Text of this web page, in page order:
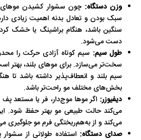
وزن دستگاه: چون سشوار کشیدن موهای
سبک بودن و تعادل بدنه اهمیت زیادی
سنگین باشد، هنگام براشینگ یا خشک
دست می‌شود.
طول سیم: سیم کوتاه آزادی حرکت را
سخت‌تر می‌سازد. برای موهای بلند، بهتر
سیم بلند و انعطاف‌پذیر داشته باشد تا
بخش‌های مختلف مو راحت‌تر باشد.
دیفیوزر: اگر موها موج‌دار، فر یا مستعد
می‌کند حالت طبیعی مو بهتر حفظ شود.
می‌کند و از به‌هم‌ریختگی فرم مو جلوگیری
صدای دستگاه: استفاده طولانی از